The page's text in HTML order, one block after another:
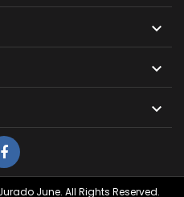



June. All Rights Reserved.